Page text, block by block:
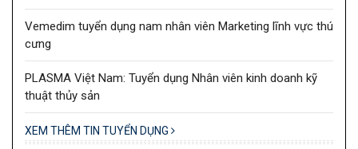
Vemedim tuyển dụng nam nhân viên Marketing lĩnh vực thú
cưng
PLASMA Việt Nam: Tuyển dụng Nhân viên kinh doanh kỹ
thuật thủy sản
XEM THÊM TIN TUYỂN DỤNG